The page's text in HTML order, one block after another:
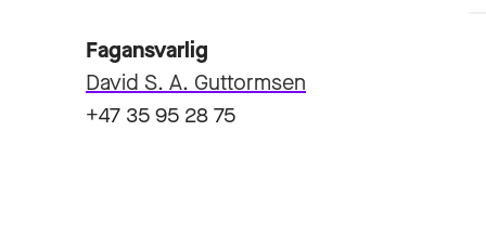
Fagansvarlig
David S. A. Guttormsen
+47 35 95 28 75